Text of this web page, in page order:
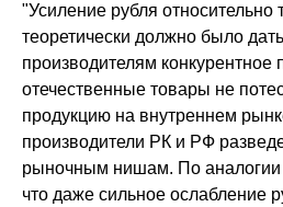
"Усиление рубля относительно
теоретически должно было
производителям
отечественные товары не
продукцию на внутреннем
производители РК и РФ
рыночным нишам. По
что даже сильное ослабление